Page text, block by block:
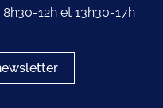
12h et 13h30-17h